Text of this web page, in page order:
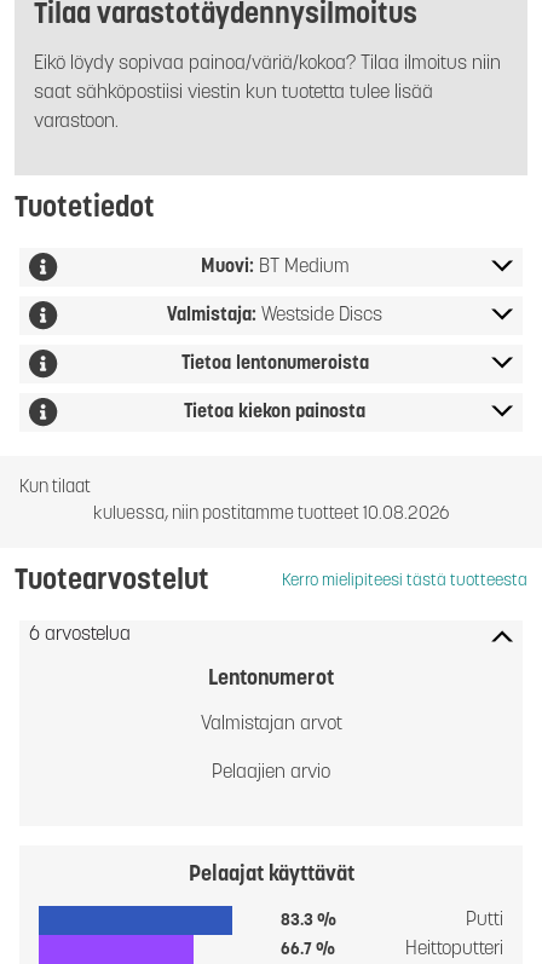
Tilaa varastotäydennysilmoitus
Eikö löydy sopivaa painoa/väriä/kokoa? Tilaa ilmoitus niin
saat sähköpostiisi viestin kun tuotetta tulee lisää
varastoon.
Tuotetiedot
Muovi: BT Medium
Valmistaja: Westside Discs
Tietoa lentonumeroista
Tietoa kiekon painosta
Kun tilaat
kuluessa, niin postitamme tuotteet 10.08.2026
Tuotearvostelut Kerro mielipiteesi tästä tuotteesta
6 arvostelua
Lentonumerot
Valmistajan arvot
Pelaajien arvio
Pelaajat käyttävät
83.3 % Putti
66.7 % Heittoputteri